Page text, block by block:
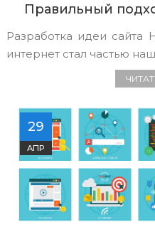
Правильный
Разработка идеи сайта
интернет стал частью
29
АПР